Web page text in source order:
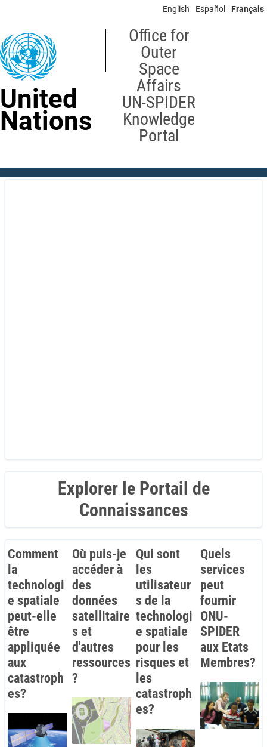
content
English Español Français
United
Nations
Office for
Outer
Space
Affairs
UN-SPIDER
Knowledge
Portal
Explorer le Portail de
Connaissances
Comment
la
technologi
e spatiale
peut-elle
être
appliquée
aux
catastroph
es?
Où puis-je
accéder à
des
données
satellitaire
s et
d'autres
ressources
?
Qui sont
les
utilisateur
s de la
technologi
e spatiale
pour les
risques et
les
catastroph
es?
Quels
services
peut
fournir
ONU-
SPIDER
aux Etats
Membres?